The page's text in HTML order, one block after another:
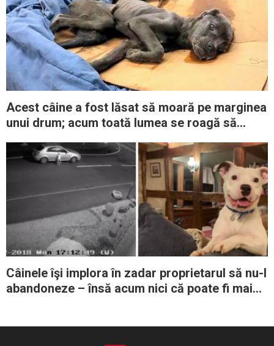
Acest câine a fost lăsat să moară pe marginea
unui drum; acum toată lumea se roagă să
Câinele îşi implora în zadar proprietarul să nu-l
abandoneze – însă acum nici că poate fi mai